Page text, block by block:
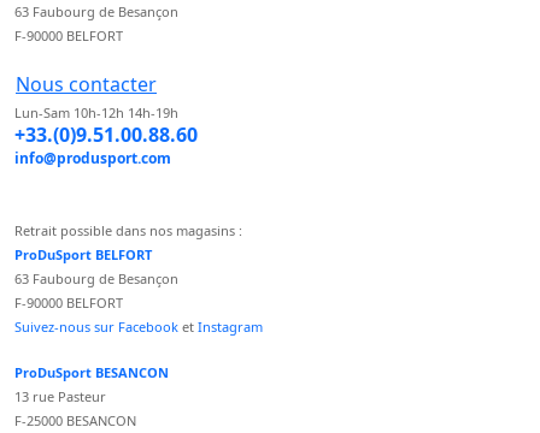
63 Faubourg de Besançon
F-90000 BELFORT
Nous contacter
Lun-Sam 10h-12h 14h-19h
+33.(0)9.51.00.88.60
info@produsport.com
Retrait possible dans nos magasins :
ProDuSport BELFORT
63 Faubourg de Besançon
F-90000 BELFORT
Suivez-nous sur Facebook et Instagram
ProDuSport BESANCON
13 rue Pasteur
F-25000 BESANCON